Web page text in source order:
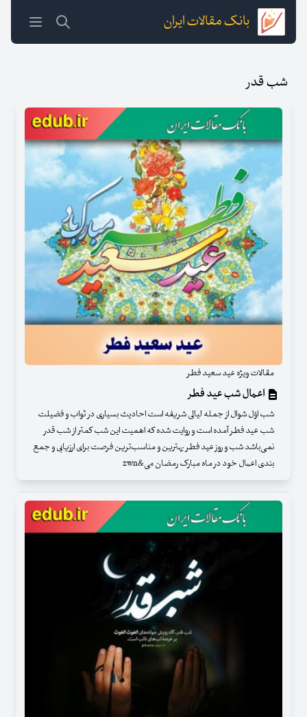
بانک مقالات ایران
شب قدر
مقالات ویژه عید سعید فطر
اعمال شب عید فطر
شب اوّل شوال از جمله لیالى شریفه است احادیث بسیاری در ثواب و فضیلت
شب عید فطر آمده است و روایت شده که اهمیت این شب کمتر از شب قدر
نمی‌باشد شب و روز عید فطر بهترین و مناسب‌ترین فرصت برای ارزیابی و جمع
بندی اعمال خود در ماه مبارک رمضان می&zwn